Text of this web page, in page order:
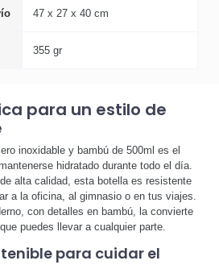
47 x 27 x 40 cm
355 gr
para un estilo de
inoxidable y bambú de 500ml es el
hidratado durante todo el día.
alta calidad, esta botella es resistente
a la oficina, al gimnasio o en tus viajes.
con detalles en bambú, la convierte
puedes llevar a cualquier parte.
para cuidar el